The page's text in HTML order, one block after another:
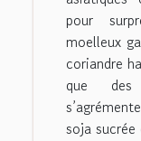
pour
moelleux
coriandre
que des
soja sucrée